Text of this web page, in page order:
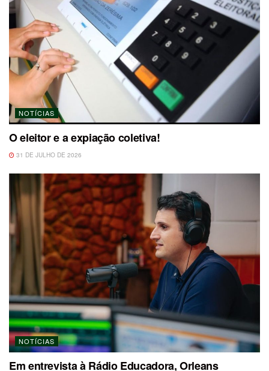
NOTÍCIAS
O eleitor e a expiação coletiva!
31 DE JULHO DE 2026
NOTÍCIAS
Em entrevista à Rádio Educadora, Orleans